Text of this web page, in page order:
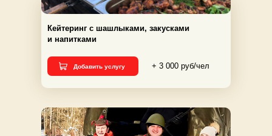
+ 3 000 руб/чел
Кейтеринг с шашлыками, закусками
и напитками
Добавить услугу